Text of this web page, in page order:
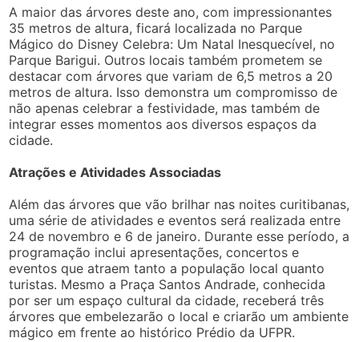
A maior das árvores deste ano, com impressionantes
35 metros de altura, ficará localizada no Parque
Mágico do Disney Celebra: Um Natal Inesquecível, no
Parque Barigui. Outros locais também prometem se
destacar com árvores que variam de 6,5 metros a 20
metros de altura. Isso demonstra um compromisso de
não apenas celebrar a festividade, mas também de
integrar esses momentos aos diversos espaços da
cidade.
Atrações e Atividades Associadas
Além das árvores que vão brilhar nas noites curitibanas,
uma série de atividades e eventos será realizada entre
24 de novembro e 6 de janeiro. Durante esse período, a
programação inclui apresentações, concertos e
eventos que atraem tanto a população local quanto
turistas. Mesmo a Praça Santos Andrade, conhecida
por ser um espaço cultural da cidade, receberá três
árvores que embelezarão o local e criarão um ambiente
mágico em frente ao histórico Prédio da UFPR.